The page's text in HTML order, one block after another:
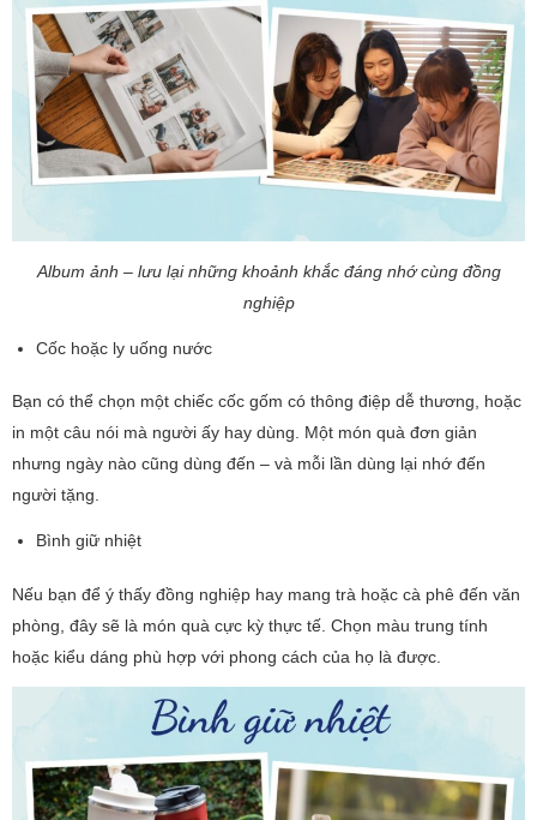
Album ảnh – lưu lại những khoảnh khắc đáng nhớ cùng đồng
nghiệp
Cốc hoặc ly uống nước
Bạn có thể chọn một chiếc cốc gốm có thông điệp dễ thương, hoặc
in một câu nói mà người ấy hay dùng. Một món quà đơn giản
nhưng ngày nào cũng dùng đến – và mỗi lần dùng lại nhớ đến
người tặng.
Bình giữ nhiệt
Nếu bạn để ý thấy đồng nghiệp hay mang trà hoặc cà phê đến văn
phòng, đây sẽ là món quà cực kỳ thực tế. Chọn màu trung tính
hoặc kiểu dáng phù hợp với phong cách của họ là được.